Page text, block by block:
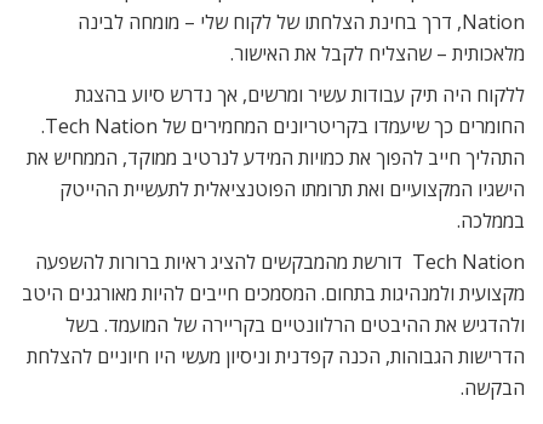
Nation, דרך בחינת הצלחתו של לקוח שלי – מומחה לבינה
מלאכותית – שהצליח לקבל את האישור.
ללקוח היה תיק עבודות עשיר ומרשים, אך נדרש סיוע בהצגת
החומרים כך שיעמדו בקריטריונים המחמירים של Tech Nation.
התהליך חייב להפוך את כמויות המידע לנרטיב ממוקד, הממחיש את
הישגיו המקצועיים ואת תרומתו הפוטנציאלית לתעשיית ההייטק
בממלכה.
Tech Nation דורשת מהמבקשים להציג ראיות ברורות להשפעה
מקצועית ולמנהיגות בתחום. המסמכים חייבים להיות מאורגנים היטב
ולהדגיש את ההיבטים הרלוונטיים בקריירה של המועמד. בשל
הדרישות הגבוהות, הכנה קפדנית וניסיון מעשי היו חיוניים להצלחת
הבקשה.